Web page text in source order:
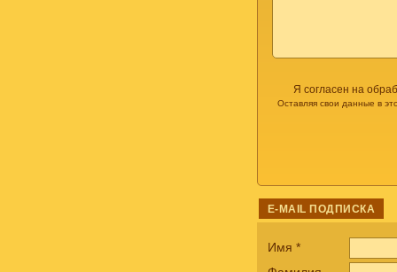
Я согласен на
Оставляя свои данные в
E-MAIL ПОДПИСКА
Имя *